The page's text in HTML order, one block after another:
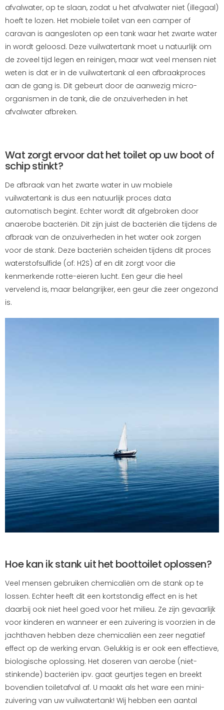
afvalwater, op te slaan, zodat u het afvalwater niet (illegaal)
hoeft te lozen. Het mobiele toilet van een camper of
caravan is aangesloten op een tank waar het zwarte water
in wordt geloosd. Deze vuilwatertank moet u natuurlijk om
de zoveel tijd legen en reinigen, maar wat veel mensen niet
weten is dat er in de vuilwatertank al een afbraakproces
aan de gang is. Dit gebeurt door de aanwezig micro-
organismen in de tank, die de onzuiverheden in het
afvalwater afbreken.
Wat zorgt ervoor dat het toilet op uw boot of
schip stinkt?
De afbraak van het zwarte water in uw mobiele
vuilwatertank is dus een natuurlijk proces data
automatisch begint. Echter wordt dit afgebroken door
anaerobe bacteriën. Dit zijn juist de bacteriën die tijdens de
afbraak van de onzuiverheden in het water ook zorgen
voor de stank. Deze bacteriën scheiden tijdens dit proces
waterstofsulfide (of: H2S) af en dit zorgt voor die
kenmerkende rotte-eieren lucht. Een geur die heel
vervelend is, maar belangrijker, een geur die zeer ongezond
is.
Hoe kan ik stank uit het boottoilet oplossen?
Veel mensen gebruiken chemicaliën om de stank op te
lossen. Echter heeft dit een kortstondig effect en is het
daarbij ook niet heel goed voor het milieu. Ze zijn gevaarlijk
voor kinderen en wanneer er een zuivering is voorzien in de
jachthaven hebben deze chemicaliën een zeer negatief
effect op de werking ervan. Gelukkig is er ook een effectieve,
biologische oplossing. Het doseren van aerobe (niet-
stinkende) bacteriën ipv. gaat geurtjes tegen en breekt
bovendien toiletafval af. U maakt als het ware een mini-
zuivering van uw vuilwatertank! Wij hebben een aantal